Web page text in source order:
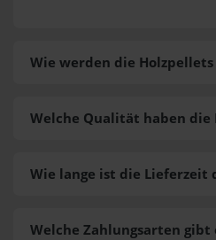
Wie werden die
Welche Zahlungsarten gibt
Welche Qualität haben die
Wie lange ist die Lieferzeit